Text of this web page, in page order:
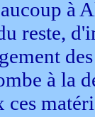
à
reste,
à la